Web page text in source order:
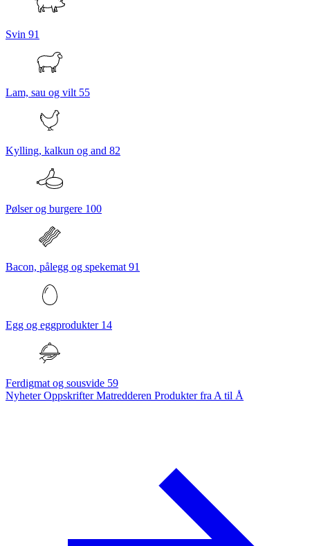
Svin 91
Lam, sau og vilt 55
Kylling, kalkun og and 82
Pølser og burgere 100
Bacon, pålegg og spekemat 91
Egg og eggprodukter 14
Ferdigmat og sousvide 59
NyheterOppskrifterMatredderen Produkter fra A til Å